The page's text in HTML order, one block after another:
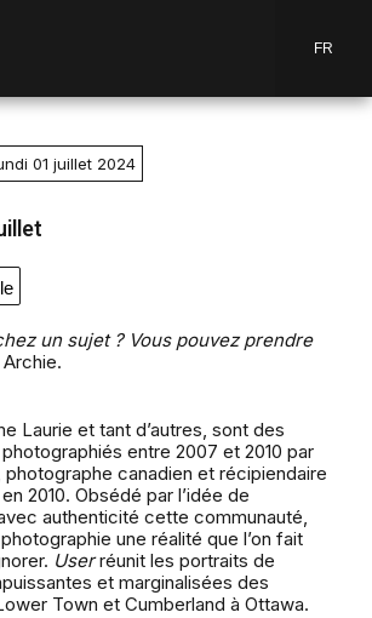
FR
01 juillet 2024
un sujet ? Vous pouvez prendre
Laurie et tant d’autres, sont des
entre 2007 et 2010 par
photographe canadien et récipiendaire
2010. Obsédé par l’idée de
authenticité cette communauté,
une réalité que l’on fait
Userréunit les portraits de
et marginalisées des
Town et Cumberland à Ottawa.